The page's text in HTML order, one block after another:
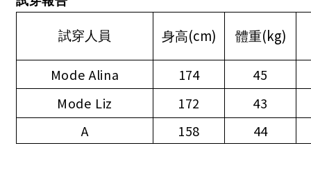
試穿人員 身高(cm) 體重(kg)
Mode Alina 174
45
Mode Liz
172
43
A
158 44